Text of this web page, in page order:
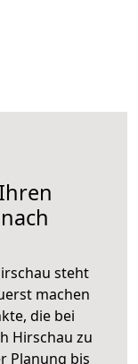
steht
machen
die bei
Hirschau zu
Planung bis